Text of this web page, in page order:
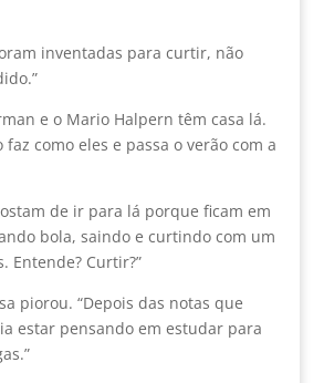
inventadas para curtir, não
e o Mario Halpern têm casa lá.
faz como eles e passa o verão com a
de ir para lá porque ficam em
bola, saindo e curtindo com um
Entende? Curtir?”
piorou. “Depois das notas que
estar pensando em estudar para